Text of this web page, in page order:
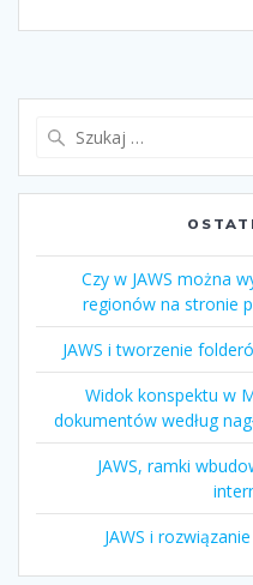
Czy w JAWS można
regionów na stronie
JAWS i tworzenie
Widok konspektu w
dokumentów według
JAWS, ramki
JAWS i